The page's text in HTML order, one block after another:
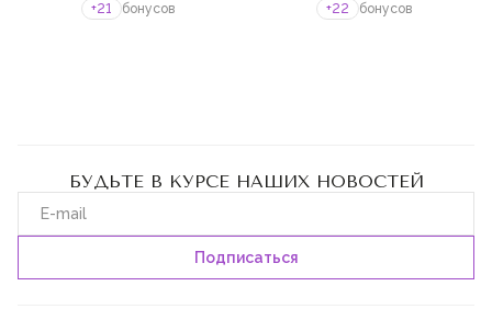
+21 бонусов +22 бонусов
БУДЬТЕ В КУРСЕ НАШИХ НОВОСТЕЙ